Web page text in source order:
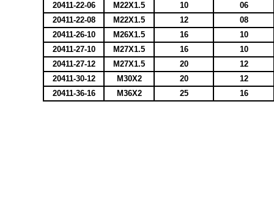
20411-22-06
M22X1.5 10
06
20411-22-08
M22X1.5 12
08
20411-26-10
M26X1.5 16
10
20411-27-10
M27X1.5 16
10
20411-27-12
M27X1.5 20
12
20411-30-12
M30X2 20
12
20411-36-16
M36X2 25 16